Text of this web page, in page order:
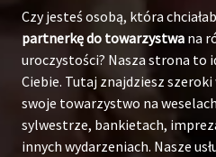
Czy jesteś osobą, która
partnerkę do towarzystwa na
uroczystości? Nasza strona to
Ciebie. Tutaj znajdziesz
swoje towarzystwo na
sylwestrze, bankietach,
innych wydarzeniach. Nasze